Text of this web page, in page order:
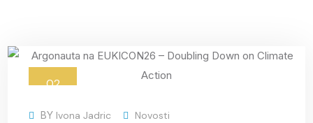
02
BY Ivona Jadric Novosti